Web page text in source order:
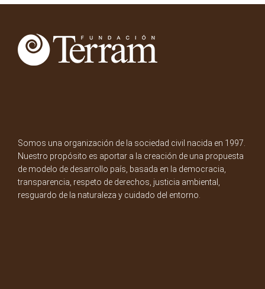
Somos una organización de la sociedad civil nacida en 1997.
Nuestro propósito es aportar a la creación de una propuesta
de modelo de desarrollo país, basada en la democracia,
transparencia, respeto de derechos, justicia ambiental,
resguardo de la naturaleza y cuidado del entorno.